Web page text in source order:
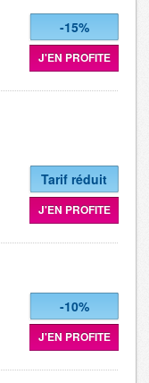
-15%
J'EN PROFITE
Tarif réduit
J'EN PROFITE
-10%
J'EN PROFITE